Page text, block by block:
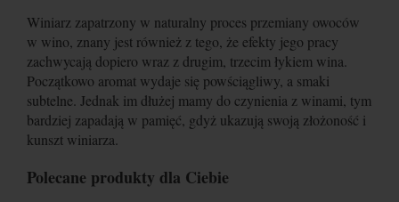
Winiarz zapatrzony w naturalny proces przemiany owoców
w wino, znany jest również z tego, że efekty jego pracy
zachwycają dopiero wraz z drugim, trzecim łykiem wina.
Początkowo aromat wydaje się powściągliwy, a smaki
subtelne. Jednak im dłużej mamy do czynienia z winami, tym
bardziej zapadają w pamięć, gdyż ukazują swoją złożoność i
kunszt winiarza.
Polecane produkty dla Ciebie